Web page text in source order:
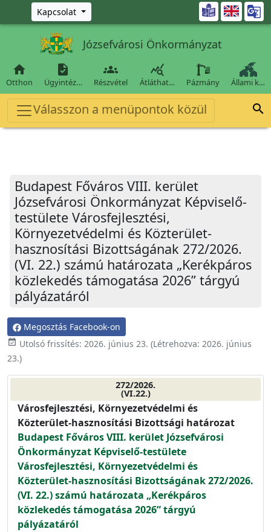
Ugrás a fő tartalomra
Kapcsolat 
Józsefvárosi Önkormányzat

Otthon

Ügyintéz…

Részvétel

Átláthat… Pázmány Állami k…
Válasszon a menüpontok közül 
Budapest Főváros VIII. kerület
Józsefvárosi Önkormányzat Képviselő-
testülete Városfejlesztési,
Környezetvédelmi és Közterület-
hasznosítási Bizottságának 272/2026.
(VI. 22.) számú határozata „Kerékpáros
közlekedés támogatása 2026” tárgyú
pályázatáról
Megosztás Facebook-on
event_available Utolsó frissítés: 2026. június 23. (Létrehozva: 2026. június
23.)
272/2026.
(VI.22.)
Városfejlesztési, Környezetvédelmi és
Közterület-hasznosítási Bizottsági határozat
Budapest Főváros VIII. kerület Józsefvárosi
Önkormányzat Képviselő-testülete
Városfejlesztési, Környezetvédelmi és
Közterület-hasznosítási Bizottságának 272/2026.
(VI. 22.) számú határozata „Kerékpáros
közlekedés támogatása 2026” tárgyú
pályázatáról